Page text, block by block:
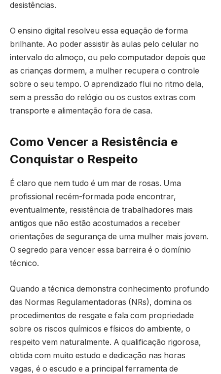
desistências.
O ensino digital resolveu essa equação de forma
brilhante. Ao poder assistir às aulas pelo celular no
intervalo do almoço, ou pelo computador depois que
as crianças dormem, a mulher recupera o controle
sobre o seu tempo. O aprendizado flui no ritmo dela,
sem a pressão do relógio ou os custos extras com
transporte e alimentação fora de casa.
Como Vencer a Resistência e
Conquistar o Respeito
É claro que nem tudo é um mar de rosas. Uma
profissional recém-formada pode encontrar,
eventualmente, resistência de trabalhadores mais
antigos que não estão acostumados a receber
orientações de segurança de uma mulher mais jovem.
O segredo para vencer essa barreira é o domínio
técnico.
Quando a técnica demonstra conhecimento profundo
das Normas Regulamentadoras (NRs), domina os
procedimentos de resgate e fala com propriedade
sobre os riscos químicos e físicos do ambiente, o
respeito vem naturalmente. A qualificação rigorosa,
obtida com muito estudo e dedicação nas horas
vagas, é o escudo e a principal ferramenta de